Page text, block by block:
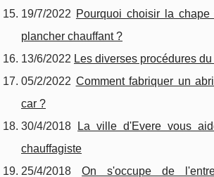
19/7/2022 Pourquoi choisir la
plancher chauffant ?
13/6/2022 Les diverses procédures
05/2/2022 Comment fabriquer un
car ?
30/4/2018
La ville d'Evere vous
chauffagiste
25/4/2018On s'occupe de